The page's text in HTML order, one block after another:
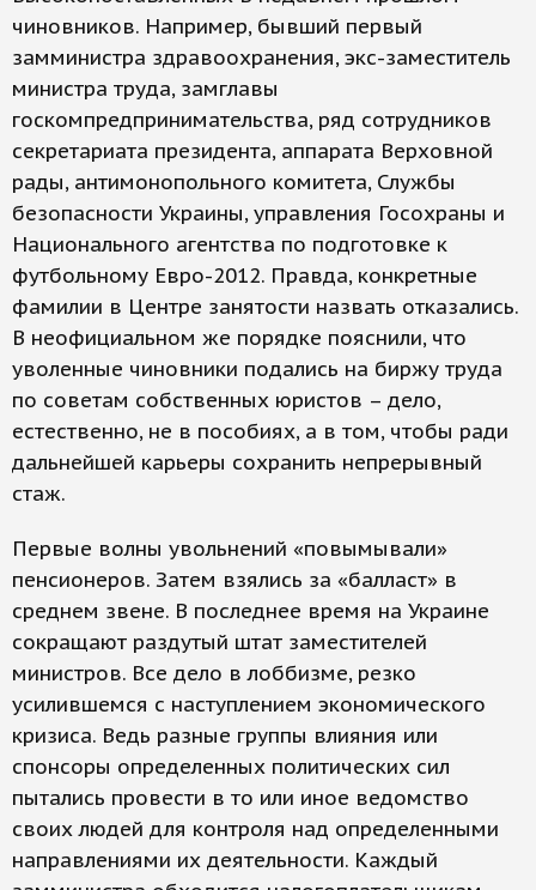
чиновников. Например, бывший первый
замминистра здравоохранения, экс-заместитель
министра труда, замглавы
госкомпредпринимательства, ряд сотрудников
секретариата президента, аппарата Верховной
рады, антимонопольного комитета, Службы
безопасности Украины, управления Госохраны и
Национального агентства по подготовке к
футбольному Евро-2012. Правда, конкретные
фамилии в Центре занятости назвать отказались.
В неофициальном же порядке пояснили, что
уволенные чиновники подались на биржу труда
по советам собственных юристов – дело,
естественно, не в пособиях, а в том, чтобы ради
дальнейшей карьеры сохранить непрерывный
стаж.
Первые волны увольнений «повымывали»
пенсионеров. Затем взялись за «балласт» в
среднем звене. В последнее время на Украине
сокращают раздутый штат заместителей
министров. Все дело в лоббизме, резко
усилившемся с наступлением экономического
кризиса. Ведь разные группы влияния или
спонсоры определенных политических сил
пытались провести в то или иное ведомство
своих людей для контроля над определенными
направлениями их деятельности. Каждый